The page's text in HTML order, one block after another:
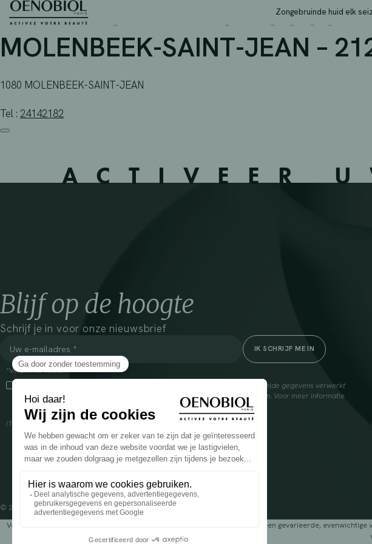
Skip
Zongebruinde huid elk
PHARMACIE HAVAUX-
MOLENBEEK-SAINT-JEAN –
1080 MOLENBEEK-SAINT-JEAN
Tel : 24142182
ACTIVEER
Blijf op de hoogte
Schrijf je in voor onze nieuwsbrief
*Verplichte velden
Door dit vakje aan te vinken, ga ik ermee akkoord dat Cooper(1) de verzamelde gegevens verwerkt
om mij commerciële informatie te sturen over zijn producten en aanbiedingen. Voor meer informatie
over het beheer van uw gegevens en uw rechten, klikhier
(1) Coopération pharmaceutique Française, RCS Melun 399 227 636
© 2024 OENOBIOL PARIS
Voedingssupplement dat moet worden geconsumeerd als onderdeel van een gevarieerde,